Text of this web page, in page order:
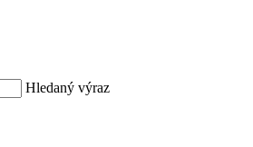
Hledaný výraz